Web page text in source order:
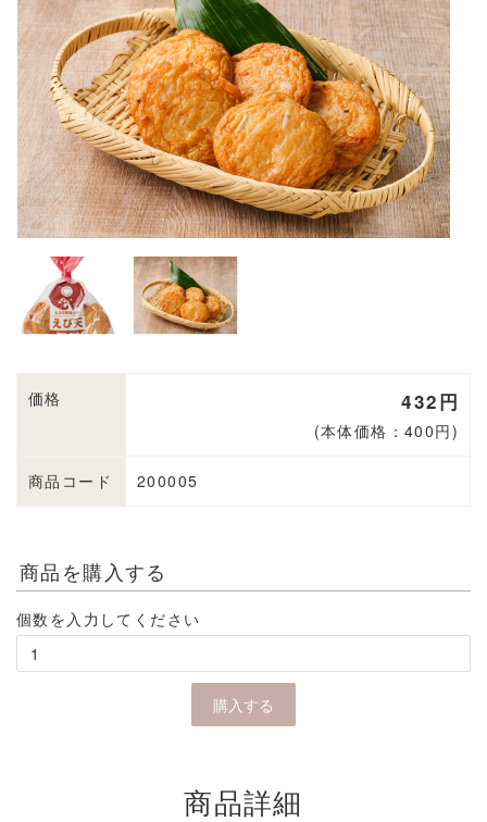
価格 432円
(本体価格：400円)
商品コード 200005
商品を購入する
個数を入力してください
商品詳細